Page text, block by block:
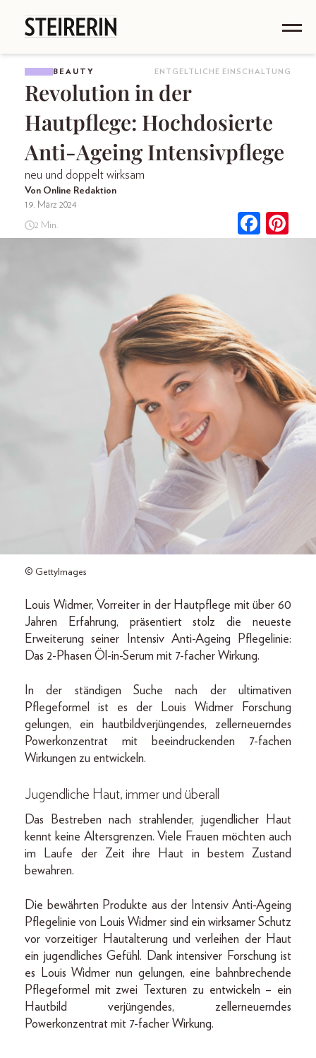
BEAUTY ENTGELTLICHE EINSCHALTUNG
Revolution in der
Hautpflege: Hochdosierte
Anti-Ageing Intensivpflege
neu und doppelt wirksam
Von Online Redaktion
19. März 2024
2 Min.
© GettyImages
Louis Widmer, Vorreiter in der Hautpflege mit über 60
Jahren Erfahrung, präsentiert stolz die neueste
Erweiterung seiner Intensiv Anti-Ageing Pflegelinie:
Das 2-Phasen Öl-in-Serum mit 7-facher Wirkung.
In der ständigen Suche nach der ultimativen
Pflegeformel ist es der Louis Widmer Forschung
gelungen, ein hautbildverjüngendes, zellerneuerndes
Powerkonzentrat mit beeindruckenden 7-fachen
Wirkungen zu entwickeln.
Jugendliche Haut, immer und überall
Das Bestreben nach strahlender, jugendlicher Haut
kennt keine Altersgrenzen. Viele Frauen möchten auch
im Laufe der Zeit ihre Haut in bestem Zustand
bewahren.
Die bewährten Produkte aus der Intensiv Anti-Ageing
Pflegelinie von Louis Widmer sind ein wirksamer Schutz
vor vorzeitiger Hautalterung und verleihen der Haut
ein jugendliches Gefühl. Dank intensiver Forschung ist
es Louis Widmer nun gelungen, eine bahnbrechende
Pflegeformel mit zwei Texturen zu entwickeln – ein
Hautbild verjüngendes, zellerneuerndes
Powerkonzentrat mit 7-facher Wirkung.